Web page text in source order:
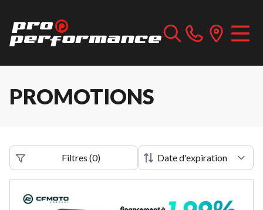
PROMOTIONS
Filtres (0)